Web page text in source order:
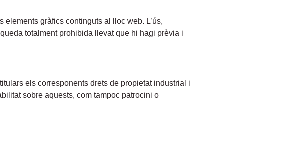
gràfics continguts al lloc web. L’ús,
totalment prohibida llevat que hi hagi prèvia i
els corresponents drets de propietat industrial i
sobre aquests, com tampoc patrocini o